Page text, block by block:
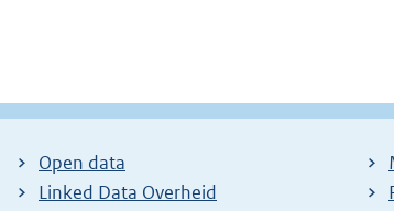
Open data
Linked Data Overheid